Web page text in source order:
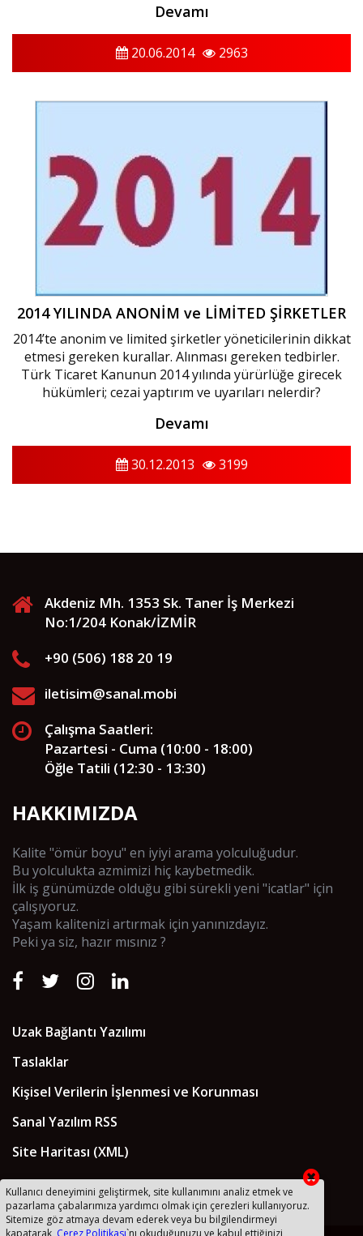
Devamı
20.06.2014 2963
2014 YILINDA ANONİM ve LİMİTED ŞİRKETLER
2014’te anonim ve limited şirketler yöneticilerinin dikkat
etmesi gereken kurallar. Alınması gereken tedbirler.
Türk Ticaret Kanunun 2014 yılında yürürlüğe girecek
hükümleri; cezai yaptırım ve uyarıları nelerdir?
Devamı
30.12.2013 3199
Akdeniz Mh. 1353 Sk. Taner İş Merkezi
No:1/204 Konak/İZMİR
+90 (506) 188 20 19
iletisim@sanal.mobi
Çalışma Saatleri:
Pazartesi - Cuma (10:00 - 18:00)
Öğle Tatili (12:30 - 13:30)
HAKKIMIZDA
Kalite "ömür boyu" en iyiyi arama yolculuğudur.
Bu yolculukta azmimizi hiç kaybetmedik.
İlk iş günümüzde olduğu gibi sürekli yeni "icatlar" için
çalışıyoruz.
Yaşam kalitenizi artırmak için yanınızdayız.
Peki ya siz, hazır mısınız ?
Uzak Bağlantı Yazılımı
Taslaklar
Kişisel Verilerin İşlenmesi ve Korunması
Sanal Yazılım RSS
Site Haritası (XML)
Kullanıcı deneyimini geliştirmek, site kullanımını analiz etmek ve
pazarlama çabalarımıza yardımcı olmak için çerezleri kullanıyoruz.
Sitemize göz atmaya devam ederek veya bu bilgilendirmeyi
kapatarak, Çerez Politikası`nı okuduğunuzu ve kabul ettiğinizi